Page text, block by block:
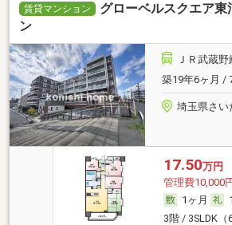
賃貸マンション
グローベルスクエア
ン
ＪＲ武蔵
築19年6ヶ月 /
埼玉県さい
17.50万円
管理費10,000
1ヶ月
3階 / 3SLDK（